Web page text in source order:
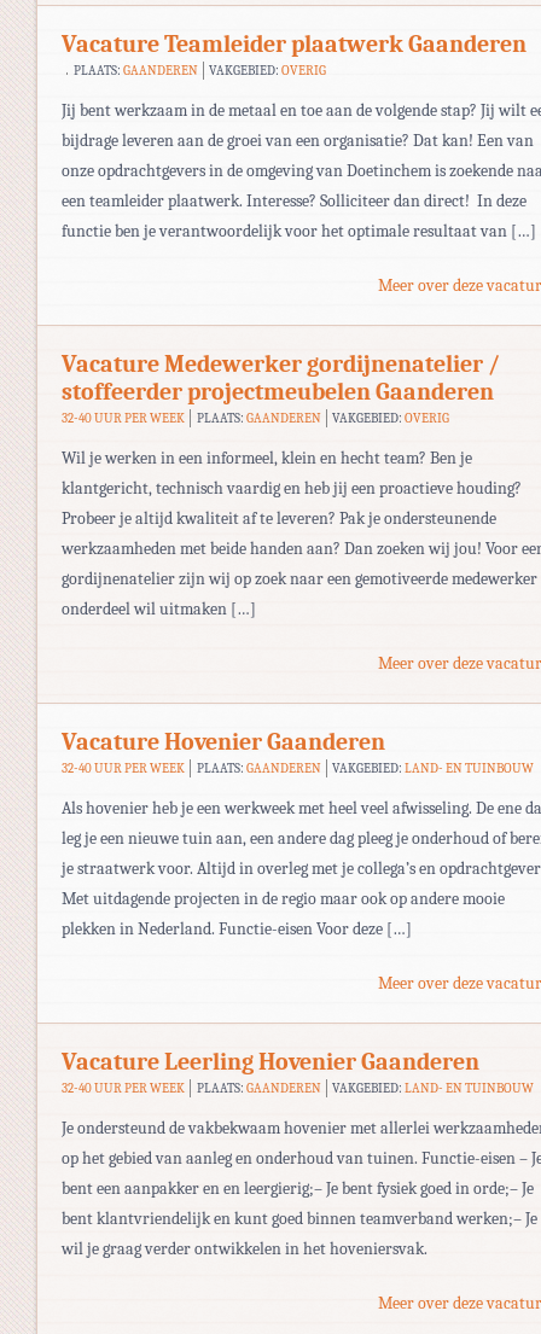
Vacature Teamleider plaatwerk Gaanderen
PLAATS: GAANDEREN VAKGEBIED:OVERIG
Jij bent werkzaam in de metaal en toe aan de volgende stap? Jij wilt
bijdrage leveren aan de groei van een organisatie? Dat kan! Een van
onze opdrachtgevers in de omgeving van Doetinchem is zoekende
een teamleider plaatwerk. Interesse? Solliciteer dan direct! In deze
functie ben je verantwoordelijk voor het optimale resultaat van […]
Meer over deze
Vacature Medewerker gordijnenatelier /
stoffeerder projectmeubelen Gaanderen
32-40 UUR PER WEEK PLAATS: GAANDEREN VAKGEBIED:OVERIG
Wil je werken in een informeel, klein en hecht team? Ben je
klantgericht, technisch vaardig en heb jij een proactieve houding?
Probeer je altijd kwaliteit af te leveren? Pak je ondersteunende
werkzaamheden met beide handen aan? Dan zoeken wij jou! Voor
gordijnenatelier zijn wij op zoek naar een gemotiveerde medewerker
onderdeel wil uitmaken […]
Meer over deze
Vacature Hovenier Gaanderen
32-40 UUR PER WEEK PLAATS: GAANDEREN VAKGEBIED:LAND- EN TUINBOUW
Als hovenier heb je een werkweek met heel veel afwisseling. De ene
leg je een nieuwe tuin aan, een andere dag pleeg je onderhoud of
je straatwerk voor. Altijd in overleg met je collega’s en
Met uitdagende projecten in de regio maar ook op andere mooie
plekken in Nederland. Functie-eisen Voor deze […]
Meer over deze
Vacature Leerling Hovenier Gaanderen
32-40 UUR PER WEEK PLAATS: GAANDEREN VAKGEBIED:LAND- EN TUINBOUW
Je ondersteund de vakbekwaam hovenier met allerlei
op het gebied van aanleg en onderhoud van tuinen. Functie-eisen –
bent een aanpakker en en leergierig;– Je bent fysiek goed in orde;– Je
bent klantvriendelijk en kunt goed binnen teamverband werken;– Je
wil je graag verder ontwikkelen in het hoveniersvak.
Meer over deze